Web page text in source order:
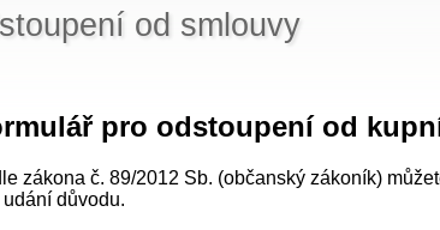
od smlouvy